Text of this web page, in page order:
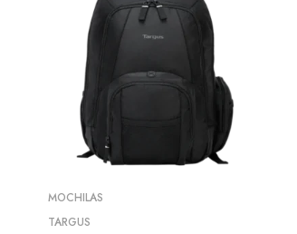
MOCHILAS
TARGUS